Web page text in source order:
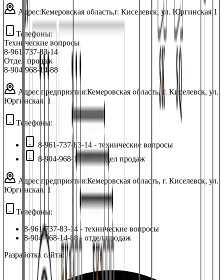
Адрес:Кемеровская область,г. Киселевск, ул. Юргинская,1
Телефоны:
Технические вопросы
8-961-737-83-14
Отдел продаж
8-904-968-14-88
Адрес предприятия:Кемеровская область, г. Киселевск, ул.
Юргинская, 1
Телефоны:
8-961-737-83-14 - технические вопросы
8-904-968-14-88 - отдел продаж
Адрес предприятия:Кемеровская область, г. Киселевск, ул.
Юргинская, 1
Телефоны:
8-961-737-83-14 - технические вопросы
8-904-968-14-88- отдел продаж
Разработка сайта: